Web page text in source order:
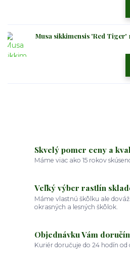
Musa sikkimensis 'Red Tiger'
Skvelý pomer ceny a
Máme viac ako 15 rokov
Veľký výber rastlín
Máme vlastnú škôlku ale
okrasných a lesných škôlok.
Objednávku Vám
Kuriér doručuje do 24 hodín od